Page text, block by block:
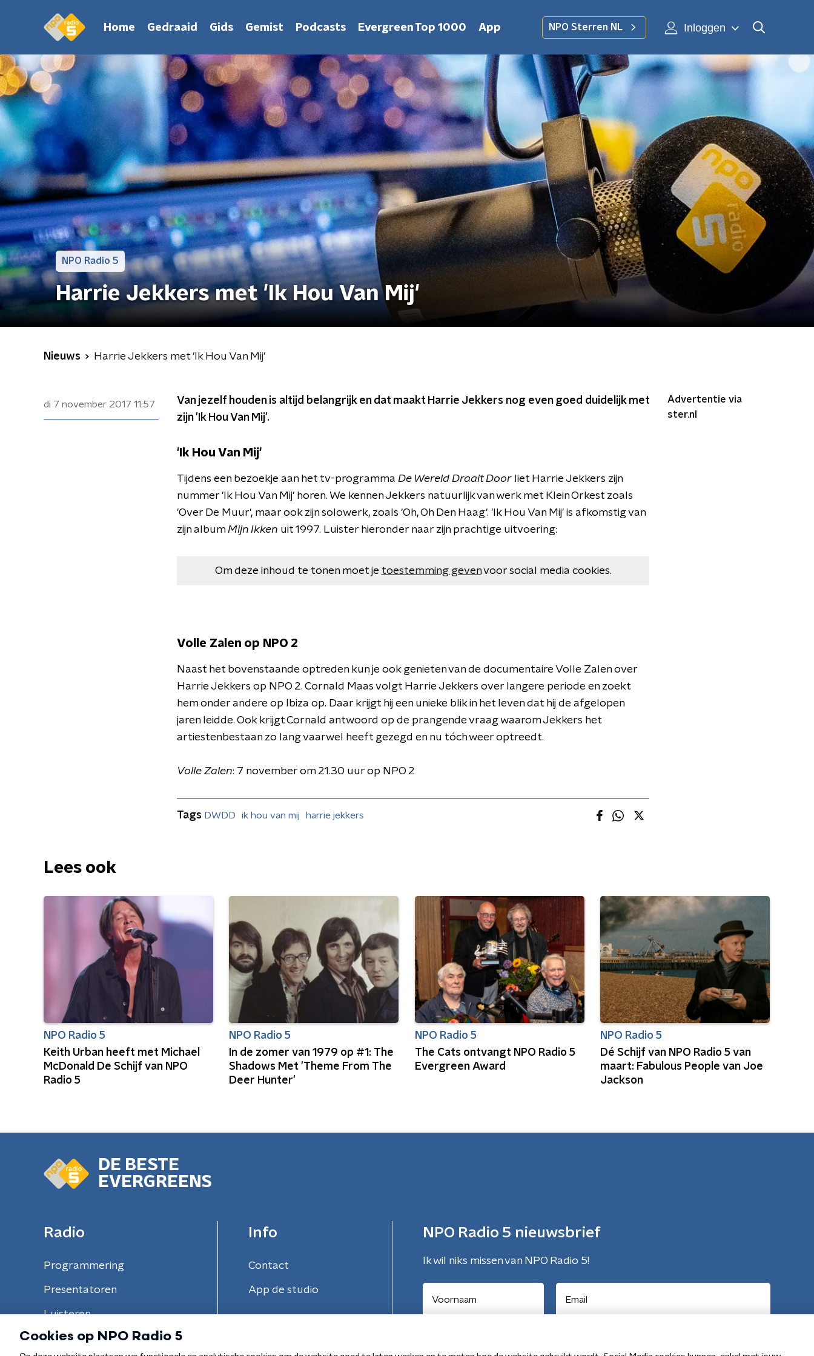
Home Gedraaid Gids Gemist Podcasts Evergreen Top 1000 App NPO Sterren NL Inloggen
NPO Radio 5
Harrie Jekkers met 'Ik Hou Van Mij'
Nieuws Harrie Jekkers met 'Ik Hou Van Mij'
di 7 november 2017 11:57
Van jezelf houden is altijd belangrijk en dat maakt Harrie Jekkers nog even goed duidelijk met
zijn 'Ik Hou Van Mij'.
'Ik Hou Van Mij'
​Tijdens een bezoekje aan het tv-programma De Wereld Draait Door liet Harrie Jekkers zijn
nummer 'Ik Hou Van Mij' horen. We kennen Jekkers natuurlijk van werk met Klein Orkest zoals
'Over De Muur', maar ook zijn solowerk, zoals 'Oh, Oh Den Haag'. 'Ik Hou Van Mij' is afkomstig van
zijn albumMijn Ikken uit 1997. Luister hieronder naar zijn prachtige uitvoering:
Om deze inhoud te tonen moet je toestemming gevenvoor social media cookies.
Volle Zalen op NPO 2
Naast het bovenstaande optreden kun je ook genieten van de documentaire Volle Zalen over
Harrie Jekkers op NPO 2. Cornald Maas volgt Harrie Jekkers over langere periode en zoekt
hem onder andere op Ibiza op. Daar krijgt hij een unieke blik in het leven dat hij de afgelopen
jaren leidde. Ook krijgt Cornald antwoord op de prangende vraag waarom Jekkers het
artiestenbestaan zo lang vaarwel heeft gezegd en nu tóch weer optreedt.
Volle Zalen: 7 november om 21.30 uur op NPO 2
Advertentie via
ster.nl
Tags DWDD ik hou van mij harrie jekkers
Lees ook
NPO Radio 5
Keith Urban heeft met Michael
McDonald De Schijf van NPO
Radio 5
NPO Radio 5
In de zomer van 1979 op #1: The
Shadows Met 'Theme From The
Deer Hunter'
NPO Radio 5
The Cats ontvangt NPO Radio 5
Evergreen Award
NPO Radio 5
Dé Schijf van NPO Radio 5 van
maart: Fabulous People van Joe
Jackson
DE BESTE
EVERGREENS
Radio
Programmering
Presentatoren
Luisteren
Info
Contact
App de studio
NPO Radio 5 nieuwsbrief
Ik wil niks missen van NPO Radio 5!